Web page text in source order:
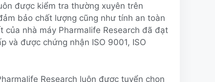
được kiểm tra thường xuyên trên
bảo chất lượng cũng như tính an toàn
của nhà máy Pharmalife Research đã đạt
và được chứng nhận ISO 9001, ISO
Research luôn được tuyển chọn